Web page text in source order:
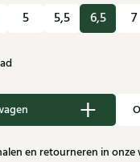
5 5,5 6,5 7
en retourneren in onze